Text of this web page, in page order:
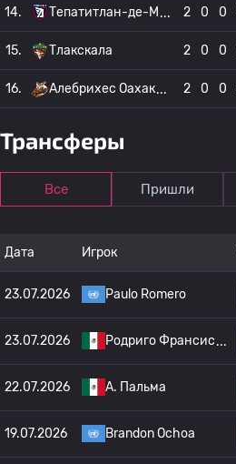
14. Тепатитлан-де-М 2 0 0
15. Тлакскала 2 0 0
16. Алебрихес Оахак 2 0 0
Трансферы
Все Пришли
Дата Игрок
23.07.2026 Paulo Romero
23.07.2026 Родриго Франсис
22.07.2026 A. Пальма
19.07.2026 Brandon Ochoa